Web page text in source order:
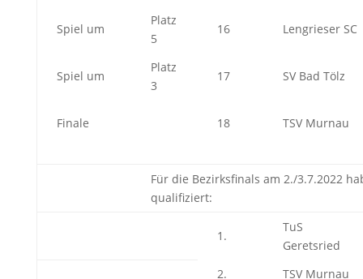
Spiel um
Platz
5
16 Lengrieser SC
Spiel um
Platz
3
17 SV Bad Tölz
Finale 18 TSV Murnau
Für die Bezirksfinals am 2./3.7.2022
qualifiziert:
1.
TuS
Geretsried
2.
TSV Murnau